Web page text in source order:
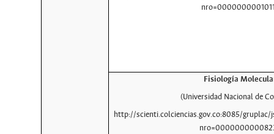
Fisiología
(Universidad Nacional de
http://scienti.colciencias.gov.co:8085/gruplac/